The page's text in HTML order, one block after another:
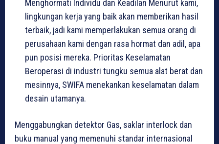
Menghormati Individu dan Keadilan Menurut kami,
lingkungan kerja yang baik akan memberikan hasil
terbaik, jadi kami memperlakukan semua orang di
perusahaan kami dengan rasa hormat dan adil, apa
pun posisi mereka. Prioritas Keselamatan
Beroperasi di industri tungku semua alat berat dan
mesinnya, SWIFA menekankan keselamatan dalam
desain utamanya.
Menggabungkan detektor Gas, saklar interlock dan
buku manual yang memenuhi standar internasional